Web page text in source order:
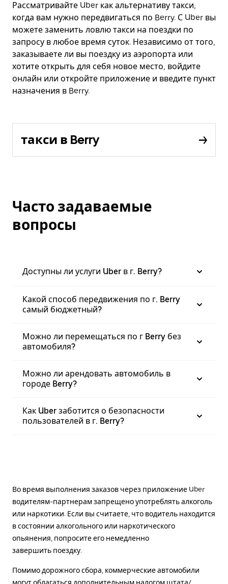
Рассматривайте Uber как альтернативу такси,
когда вам нужно передвигаться по Berry. С Uber вы
можете заменить ловлю такси на поездки по
запросу в любое время суток. Независимо от того,
заказываете ли вы поездку из аэропорта или
хотите открыть для себя новое место, войдите
онлайн или откройте приложение и введите пункт
назначения в Berry.
такси в Berry
Часто задаваемые
вопросы
Доступны ли услуги Uber в г. Berry?
Какой способ передвижения по г. Berry
самый бюджетный?
Можно ли перемещаться по г Berry без
автомобиля?
Можно ли арендовать автомобиль в
городе Berry?
Как Uber заботится о безопасности
пользователей в г. Berry?
Во время выполнения заказов через приложение Uber
водителям-партнерам запрещено употреблять алкоголь
или наркотики. Если вы считаете, что водитель находится
в состоянии алкогольного или наркотического
опьянения, попросите его немедленно
завершить поездку.
Помимо дорожного сбора, коммерческие автомобили